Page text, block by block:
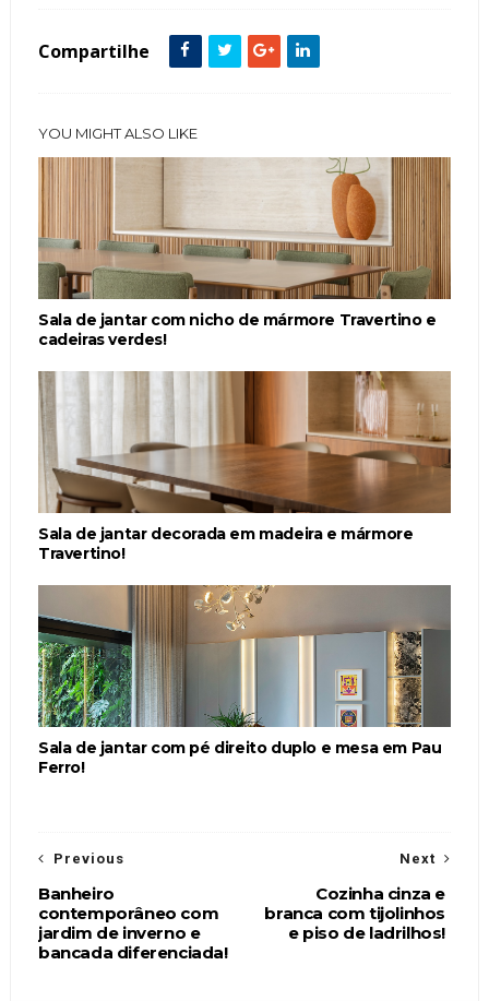
Compartilhe
YOU MIGHT ALSO LIKE
Sala de jantar com nicho de mármore Travertino e
cadeiras verdes!
Sala de jantar decorada em madeira e mármore
Travertino!
Sala de jantar com pé direito duplo e mesa em Pau
Ferro!
Next
Cozinha cinza e
branca com tijolinhos
e piso de ladrilhos!
Previous
Banheiro
contemporâneo com
jardim de inverno e
bancada diferenciada!